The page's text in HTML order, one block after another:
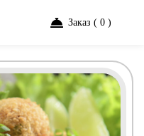
Заказ ( 0 )